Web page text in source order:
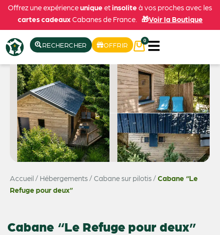
Offrez une expérienceunique etinsolite à vos proches avec les
cartes cadeauxCabanes de France. 🎁Voir la Boutique
RECHERCHER OFFRIR
0
Accueil / Hébergements/Cabane sur pilotis/Cabane “Le
Refuge pour deux”
Cabane “Le Refuge pour deux”